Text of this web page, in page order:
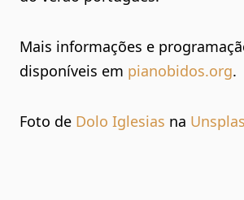
Mais informações e
disponíveis em pianobidos.org.
Foto de Dolo Iglesias na